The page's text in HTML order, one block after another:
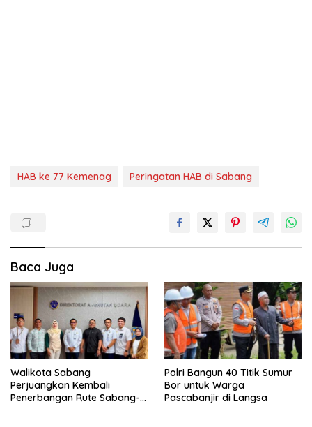
HAB ke 77 Kemenag Peringatan HAB di Sabang
Baca Juga
Walikota Sabang
Perjuangkan Kembali
Penerbangan Rute Sabang-
Polri Bangun 40 Titik Sumur
Bor untuk Warga
Pascabanjir di Langsa